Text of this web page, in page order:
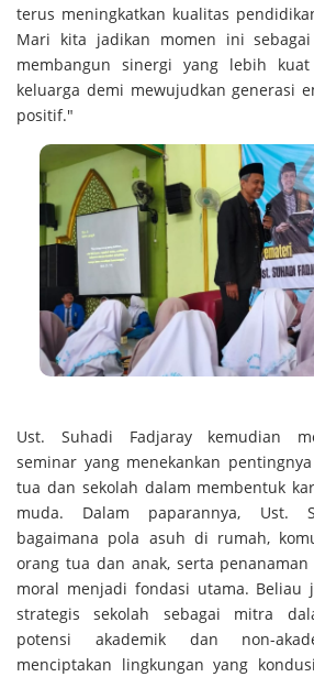
terus meningkatkan kualitas
Mari kita jadikan momen ini
membangun sinergi yang lebih
keluarga demi mewujudkan generasi
positif."
Ust. Suhadi Fadjaray kemudian
seminar yang menekankan
tua dan sekolah dalam membentuk
muda. Dalam paparannya, Ust.
bagaimana pola asuh di rumah,
orang tua dan anak, serta
moral menjadi fondasi utama. Beliau
strategis sekolah sebagai mitra
potensi akademik dan non-
menciptakan lingkungan yang